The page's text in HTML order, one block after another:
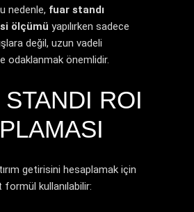
nedenle, fuar standı
ölçümü yapılırken sadece
değil, uzun vadeli
odaklanmak önemlidir.
ROI
getirisini hesaplamak için
formül kullanılabilir: